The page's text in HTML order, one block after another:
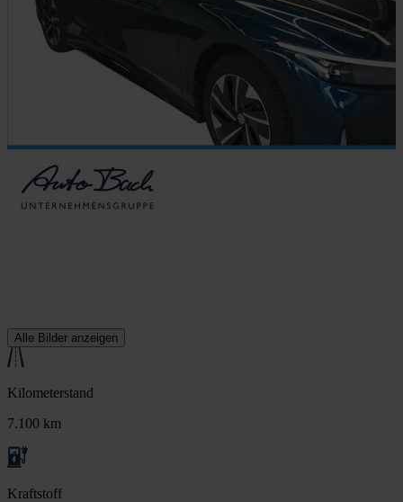
Alle Bilder anzeigen
Kilometerstand
7.100 km
Kraftstoff